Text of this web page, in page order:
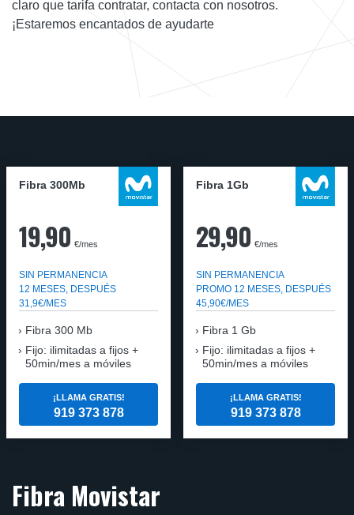
claro que tarifa contratar, contacta con nosotros.
¡Estaremos encantados de ayudarte
Fibra 300Mb
19,90 €/mes
SIN PERMANENCIA
12 MESES, DESPUÉS
31,9€/MES
Fibra 300 Mb
Fijo: ilimitadas a fijos +
50min/mes a móviles
¡LLAMA GRATIS!
919 373 878
Fibra 1Gb
29,90 €/mes
SIN PERMANENCIA
PROMO 12 MESES, DESPUÉS
45,90€/MES
Fibra 1 Gb
Fijo: ilimitadas a fijos +
50min/mes a móviles
¡LLAMA GRATIS!
919 373 878
Fibra Movistar